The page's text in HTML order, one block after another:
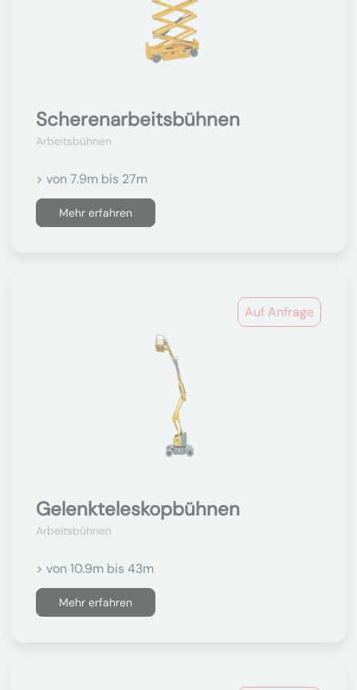
Scherenarbeitsbühnen
Arbeitsbühnen
> von 7.9m bis 27m
Mehr erfahren
Auf Anfrage
Gelenkteleskopbühnen
Arbeitsbühnen
> von 10.9m bis 43m
Mehr erfahren